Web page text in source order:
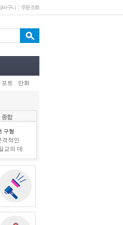
바구니 주문조회
포토 만화
종합
구형
적인
교의 데